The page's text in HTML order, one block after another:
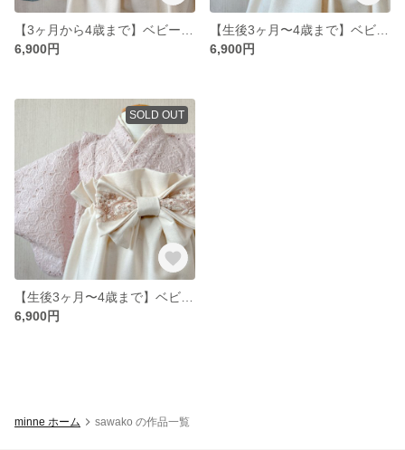
6,900円
6,900円
SOLD OUT
6,900円
minne ホーム sawako の作品一覧